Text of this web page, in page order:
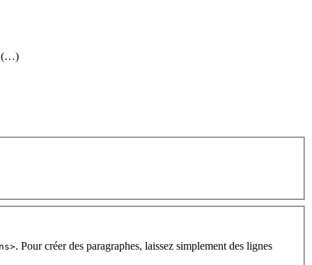
(…)
. Pour créer des paragraphes, laissez simplement des lignes